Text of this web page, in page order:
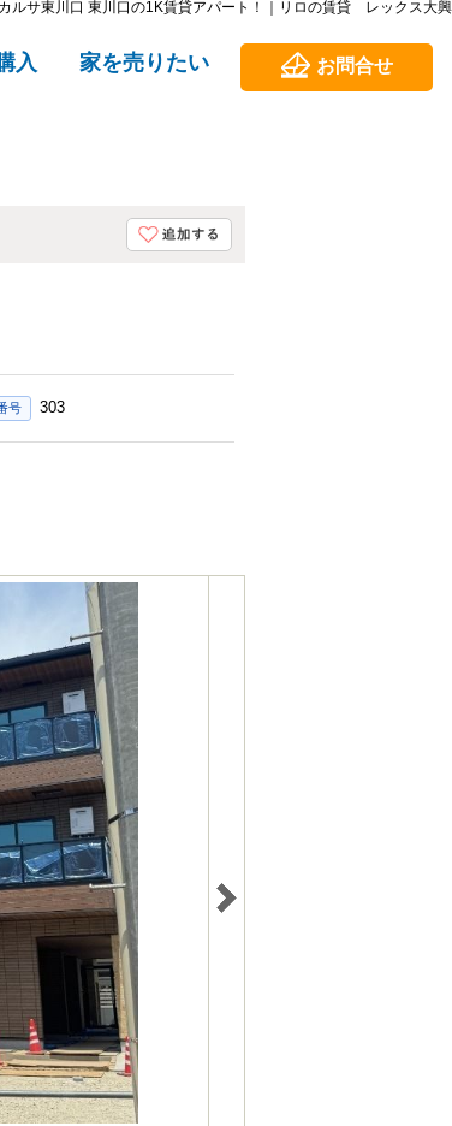
ルサ東川口 東川口の1K賃貸アパート！｜リロの賃貸 レックス大興
入 家を売りたい お問合せ
303